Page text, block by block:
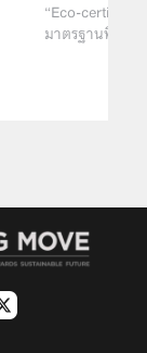
“Eco-
มาตรฐานที่กำ